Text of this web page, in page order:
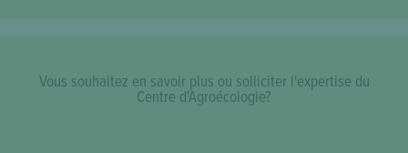
Vous souhaitez en savoir plus ou solliciter l'expertise du
Centre d'Agroécologie?